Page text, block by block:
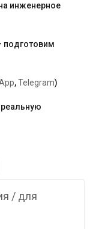
инженерное
подготовим
,Telegram)
/ для